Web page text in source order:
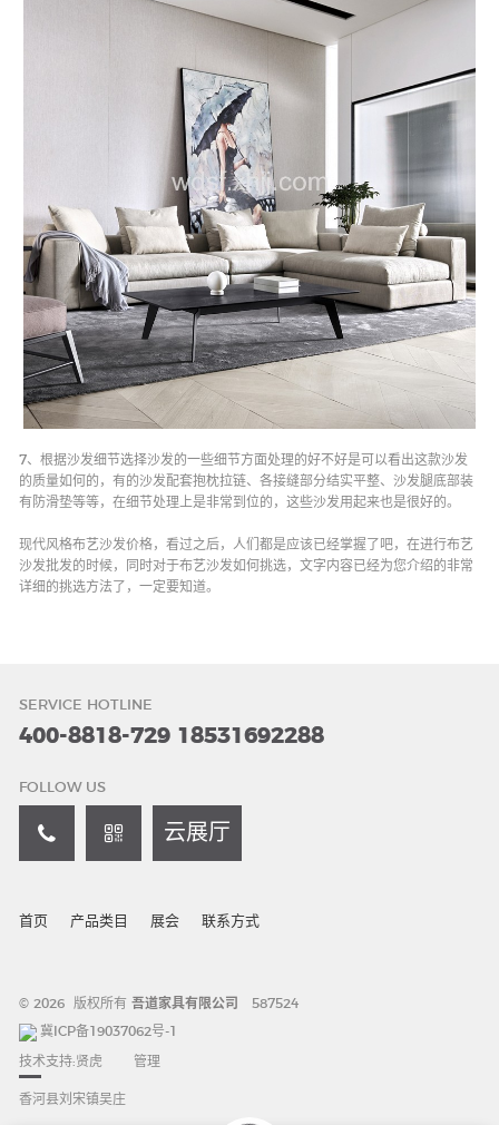
7、根据沙发细节选择沙发的一些细节方面处理的好不好是可以看出这款沙发
的质量如何的，有的沙发配套抱枕拉链、各接缝部分结实平整、沙发腿底部装
有防滑垫等等，在细节处理上是非常到位的，这些沙发用起来也是很好的。
现代风格布艺沙发价格，看过之后，人们都是应该已经掌握了吧，在进行布艺
沙发批发的时候，同时对于布艺沙发如何挑选，文字内容已经为您介绍的非常
详细的挑选方法了，一定要知道。
SERVICE HOTLINE
400-8818-729 18531692288
FOLLOW US
云展厅
首页 产品类目 展会 联系方式
© 2026 版权所有吾道家具有限公司 587524
冀ICP备19037062号-1
技术支持:贤虎 管理
香河县刘宋镇吴庄